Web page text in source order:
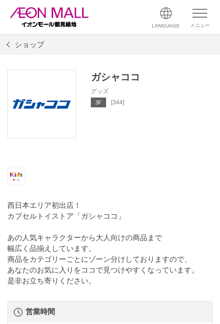
LANGUAGE メニュー
ショップ
ガシャココ
グッズ
3F [344]
西日本エリア初出店！
カプセルトイストア「ガシャココ」
あの人気キャラクターから大人向けの商品まで
幅広く品揃えしています。
商品をカテゴリーごとにゾーン分けしておりますので、
あなたのお気に入りをココで見つけやすくなっています。
是非お立ち寄りください。
営業時間